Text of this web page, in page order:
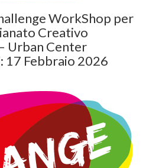
WorkShop per
Creativo
Urban Center
17 Febbraio 2026